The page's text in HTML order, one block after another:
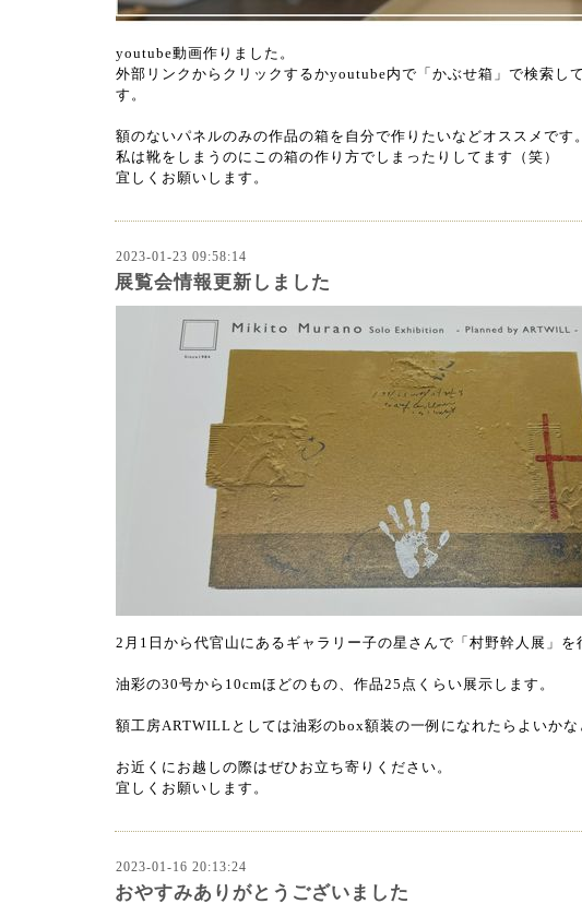
youtube動画作りました。
外部リンクからクリックするかyoutube内で「かぶせ箱」で検索し
す。
額のないパネルのみの作品の箱を自分で作りたいなどオススメです。
私は靴をしまうのにこの箱の作り方でしまったりしてます（笑）
宜しくお願いします。
2023-01-23 09:58:14
展覧会情報更新しました
2月1日から代官山にあるギャラリー子の星さんで「村野幹人展」を
油彩の30号から10cmほどのもの、作品25点くらい展示します。
額工房ARTWILLとしては油彩のbox額装の一例になれたらよいかな
お近くにお越しの際はぜひお立ち寄りください。
宜しくお願いします。
2023-01-16 20:13:24
おやすみありがとうございました